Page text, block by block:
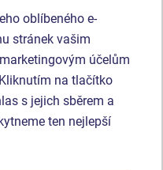
zboží
Produkt - OPD-8303K-10
Opičí dráha -
oblíbeného e-
stránek vašim
účelům
na tlačítko
s jejich sběrem a
ten nejlepší